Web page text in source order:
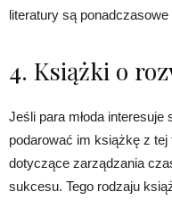
literatury są
4. Książki o
Jeśli para młoda
podarować im książkę z
dotyczące zarządzania
sukcesu. Tego rodzaju